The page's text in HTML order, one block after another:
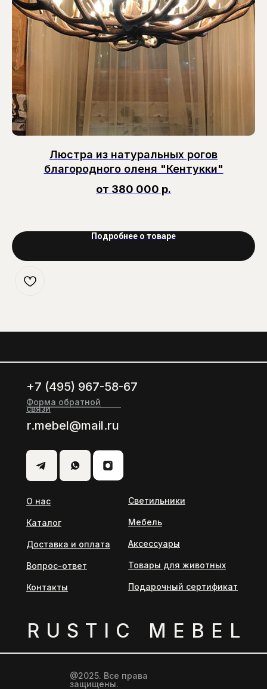
Люстра из натуральных рогов
благородного оленя "Кентукки"
от 380 000 р.
Подробнее о товаре
@2025. Все права
защищены.
RUSTIС MEBEL
Форма обратной
связи
+7 (495) 967-58-67
r.mebel@mail.ru
О нас
Каталог
Вопрос-ответ
Доставка и оплата
Контакты
Светильники
Мебель
Аксессуары
Подарочный сертификат
Товары для животных